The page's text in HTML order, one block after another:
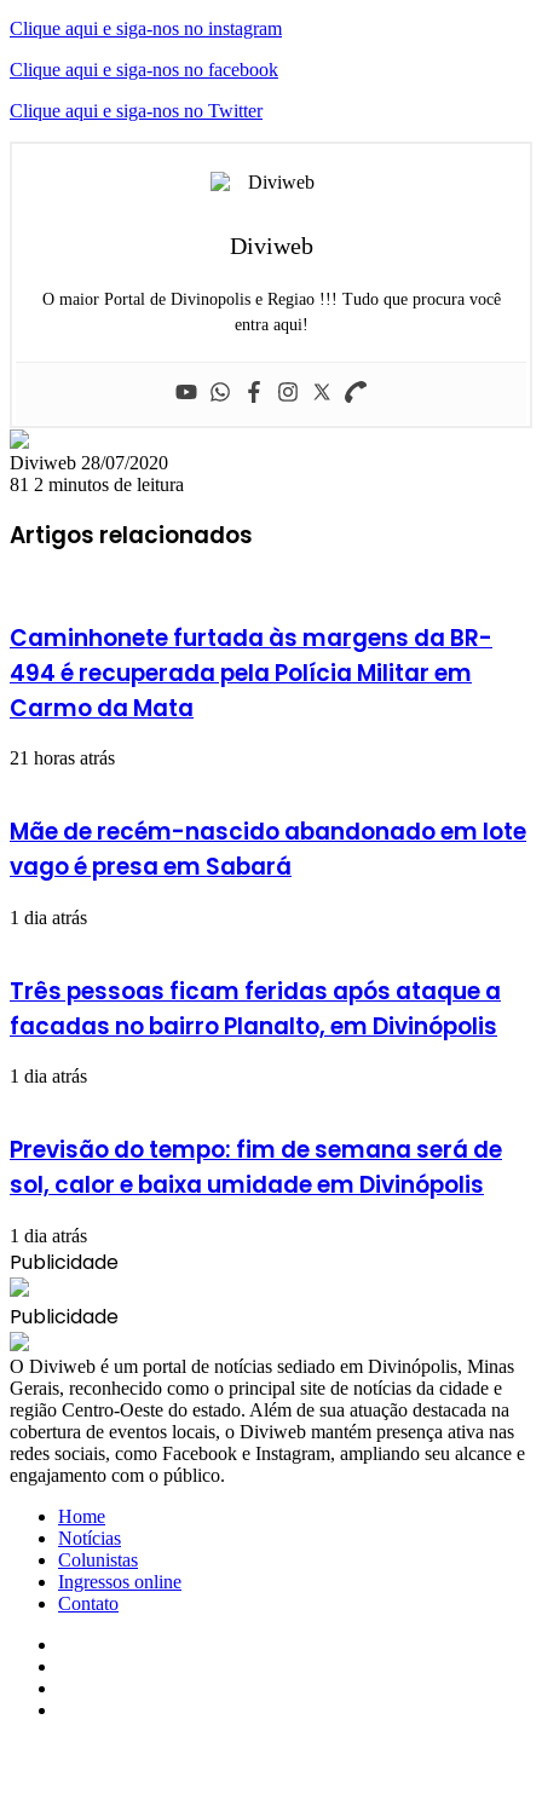
Clique aqui e siga-nos no instagram
Clique aqui e siga-nos no facebook
Clique aqui e siga-nos no Twitter
Diviweb
O maior Portal de Divinopolis e Regiao !!! Tudo que procura você
entra aqui!
Diviweb Mande
um
mail
28/07/2020
81 2 minutos de leitura
Artigos relacionados
Caminhonete furtada às margens da BR-
494 é recuperada pela Polícia Militar em
Carmo da Mata
21 horas atrás
Mãe de recém-nascido abandonado em lote
vago é presa em Sabará
1 dia atrás
Três pessoas ficam feridas após ataque a
facadas no bairro Planalto, em Divinópolis
1 dia atrás
Previsão do tempo: fim de semana será de
sol, calor e baixa umidade em Divinópolis
1 dia atrás
Publicidade
Publicidade
​O Diviweb é um portal de notícias sediado em Divinópolis, Minas
Gerais, reconhecido como o principal site de notícias da cidade e
região Centro-Oeste do estado. Além de sua atuação destacada na
cobertura de eventos locais, o Diviweb mantém presença ativa nas
redes sociais, como Facebook e Instagram, ampliando seu alcance e
engajamento com o público.
Home
Notícias
Colunistas
Ingressos online
Contato